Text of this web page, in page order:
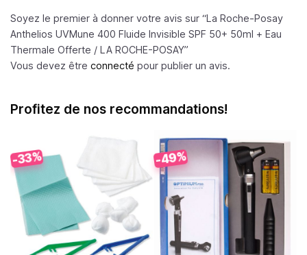
Soyez le premier à donner votre avis sur “La Roche-Posay
Anthelios UVMune 400 Fluide Invisible SPF 50+ 50ml + Eau
Thermale Offerte / LA ROCHE-POSAY”
Vous devez être connecté pour publier un avis.
Profitez de nos recommandations!
-33% -49%